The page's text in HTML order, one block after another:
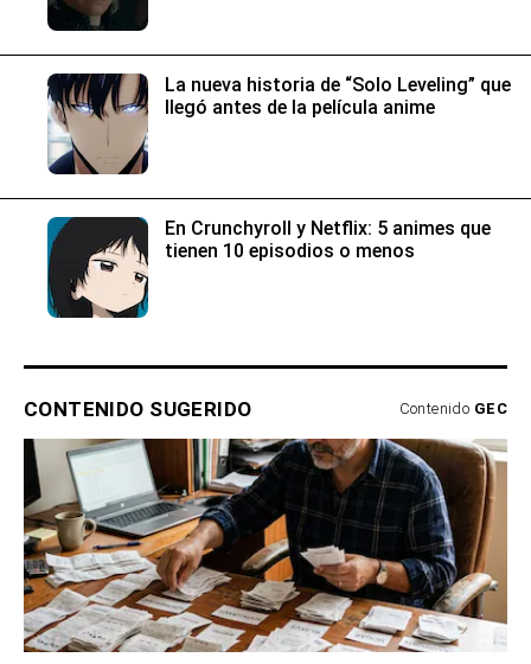
La nueva historia de “Solo Leveling” que
llegó antes de la película anime
En Crunchyroll y Netflix: 5 animes que
tienen 10 episodios o menos
CONTENIDO SUGERIDO Contenido GEC